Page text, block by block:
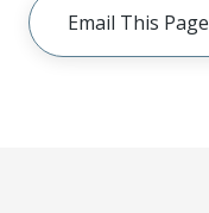
Email This Page